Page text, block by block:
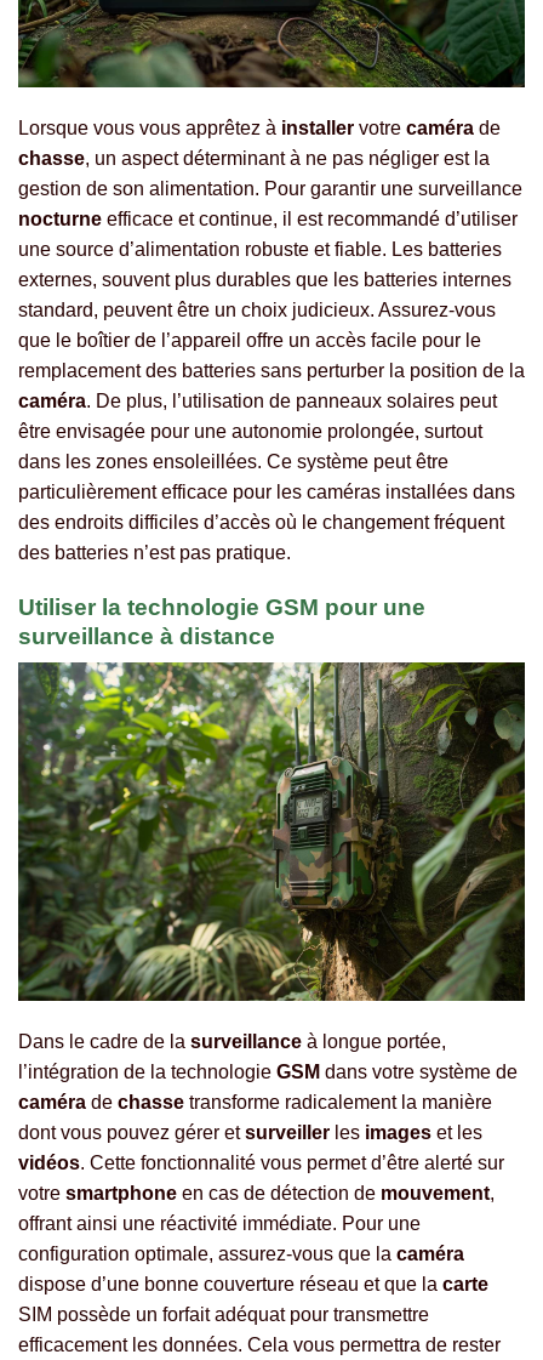
Lorsque vous vous apprêtez à installer votre caméra de
chasse, un aspect déterminant à ne pas négliger est la
gestion de son alimentation. Pour garantir une surveillance
nocturne efficace et continue, il est recommandé d’utiliser
une source d’alimentation robuste et fiable. Les batteries
externes, souvent plus durables que les batteries internes
standard, peuvent être un choix judicieux. Assurez-vous
que le boîtier de l’appareil offre un accès facile pour le
remplacement des batteries sans perturber la position de la
caméra. De plus, l’utilisation de panneaux solaires peut
être envisagée pour une autonomie prolongée, surtout
dans les zones ensoleillées. Ce système peut être
particulièrement efficace pour les caméras installées dans
des endroits difficiles d’accès où le changement fréquent
des batteries n’est pas pratique.
Utiliser la technologie GSM pour une
surveillance à distance
Dans le cadre de la surveillance à longue portée,
l’intégration de la technologie GSM dans votre système de
caméra de chasse transforme radicalement la manière
dont vous pouvez gérer etsurveiller les images et les
vidéos. Cette fonctionnalité vous permet d’être alerté sur
votre smartphone en cas de détection de mouvement,
offrant ainsi une réactivité immédiate. Pour une
configuration optimale, assurez-vous que la caméra
dispose d’une bonne couverture réseau et que la carte
SIM possède un forfait adéquat pour transmettre
efficacement les données. Cela vous permettra de rester